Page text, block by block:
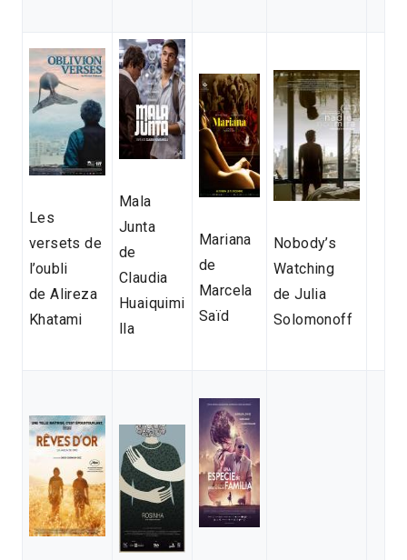
Les
versets de
l’oubli
de Alireza
Khatami
Mala
Junta
de
Claudia
Huaiquimi
lla
Mariana
de
Marcela
Saïd
Nobody’s
Watching
de Julia
Solomonoff